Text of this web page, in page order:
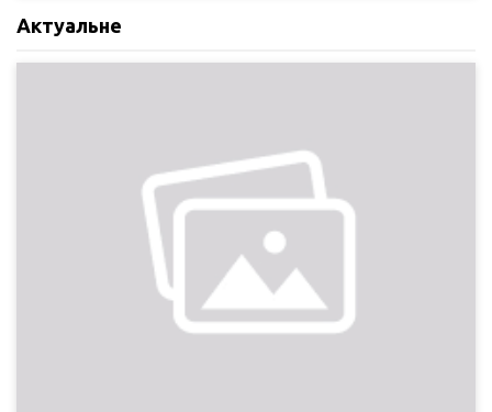
Актуальне